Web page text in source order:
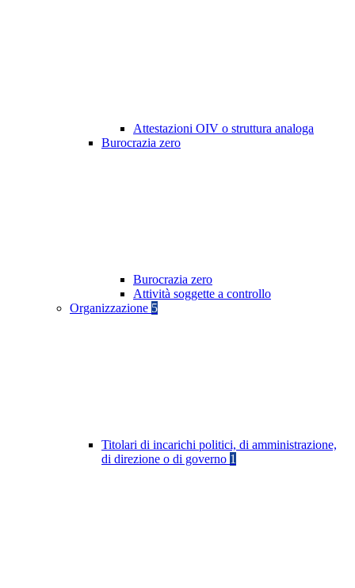
Attestazioni OIV o struttura analoga
Burocrazia zero
Burocrazia zero
Attività soggette a controllo
Organizzazione 5
Titolari di incarichi politici, di amministrazione,
di direzione o di governo 1